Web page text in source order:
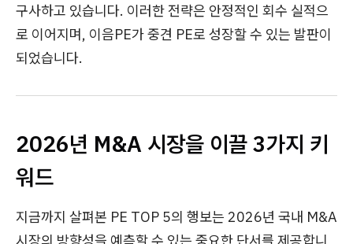
구사하고 있습니다. 이러한 전략은 안정적인 회수 실적으
로 이어지며, 이음PE가 중견 PE로 성장할 수 있는 발판이
되었습니다.
2026년 M&A 시장을 이끌 3가지 키
워드
지금까지 살펴본 PE TOP 5의 행보는 2026년 국내 M&A
시장의 방향성을 예측할 수 있는 중요한 단서를 제공합니